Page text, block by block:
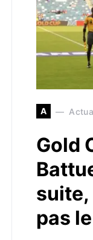
A
Gold
suite,
pas